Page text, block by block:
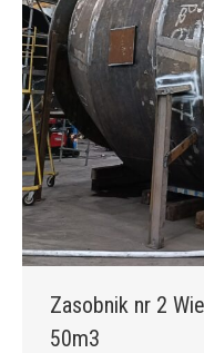
Zasobnik nr 2
50m3